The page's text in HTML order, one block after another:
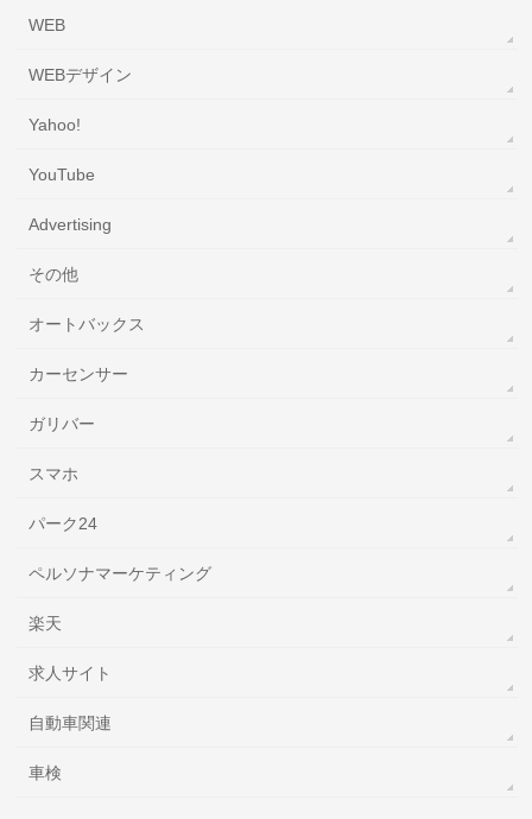
WEB
WEBデザイン
Yahoo!
YouTube
‎Advertising
その他
オートバックス
カーセンサー
ガリバー
スマホ
パーク24
ペルソナマーケティング
楽天
求人サイト
自動車関連
車検